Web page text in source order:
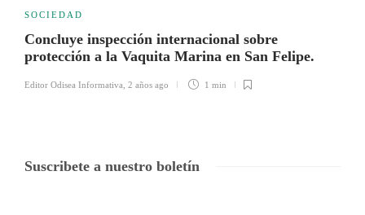
SOCIEDAD
Concluye inspección internacional sobre
protección a la Vaquita Marina en San Felipe.
Editor Odisea Informativa 2 años ago 1 min
Suscribete a nuestro boletín